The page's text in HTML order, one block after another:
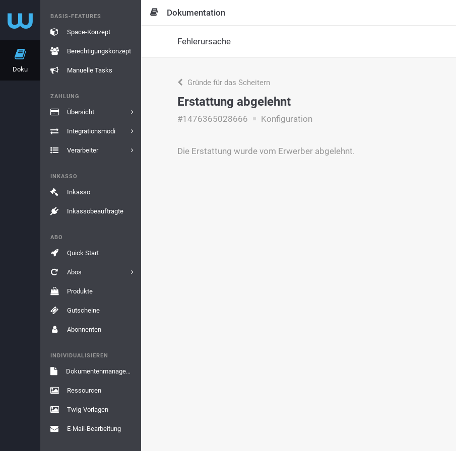
Doku
BASIS-FEATURES
Space-Konzept
Berechtigungskonzept
Manuelle Tasks
ZAHLUNG
Übersicht
Integrationsmodi
Verarbeiter
INKASSO
Inkasso
Inkassobeauftragte
ABO
Quick Start
Abos
Produkte
Gutscheine
Abonnenten
INDIVIDUALISIEREN
Dokumentenmanagement
Ressourcen
Twig-Vorlagen
E-Mail-Bearbeitung
Dokumentation
Fehlerursache
Gründe für das Scheitern
Erstattung abgelehnt
#1476365028666 Konfiguration
Die Erstattung wurde vom Erwerber abgelehnt.